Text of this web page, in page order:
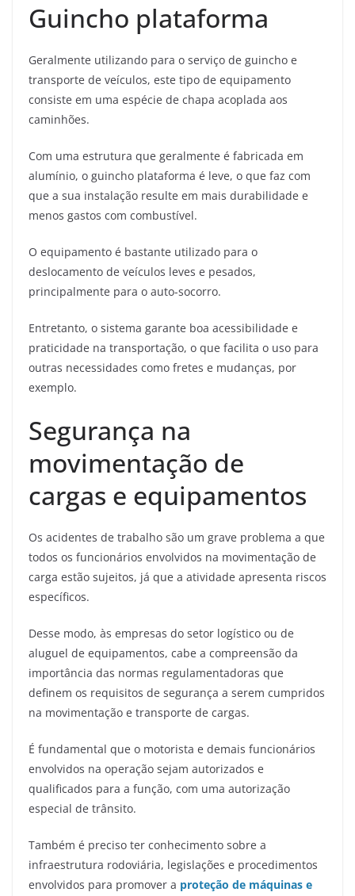
Guincho plataforma
Geralmente utilizando para o serviço de guincho e
transporte de veículos, este tipo de equipamento
consiste em uma espécie de chapa acoplada aos
caminhões.
Com uma estrutura que geralmente é fabricada em
alumínio, o guincho plataforma é leve, o que faz com
que a sua instalação resulte em mais durabilidade e
menos gastos com combustível.
O equipamento é bastante utilizado para o
deslocamento de veículos leves e pesados,
principalmente para o auto-socorro.
Entretanto, o sistema garante boa acessibilidade e
praticidade na transportação, o que facilita o uso para
outras necessidades como fretes e mudanças, por
exemplo.
Segurança na
movimentação de
cargas e equipamentos
Os acidentes de trabalho são um grave problema a que
todos os funcionários envolvidos na movimentação de
carga estão sujeitos, já que a atividade apresenta riscos
específicos.
Desse modo, às empresas do setor logístico ou de
aluguel de equipamentos, cabe a compreensão da
importância das normas regulamentadoras que
definem os requisitos de segurança a serem cumpridos
na movimentação e transporte de cargas.
É fundamental que o motorista e demais funcionários
envolvidos na operação sejam autorizados e
qualificados para a função, com uma autorização
especial de trânsito.
Também é preciso ter conhecimento sobre a
infraestrutura rodoviária, legislações e procedimentos
envolvidos para promover a proteção de máquinas e